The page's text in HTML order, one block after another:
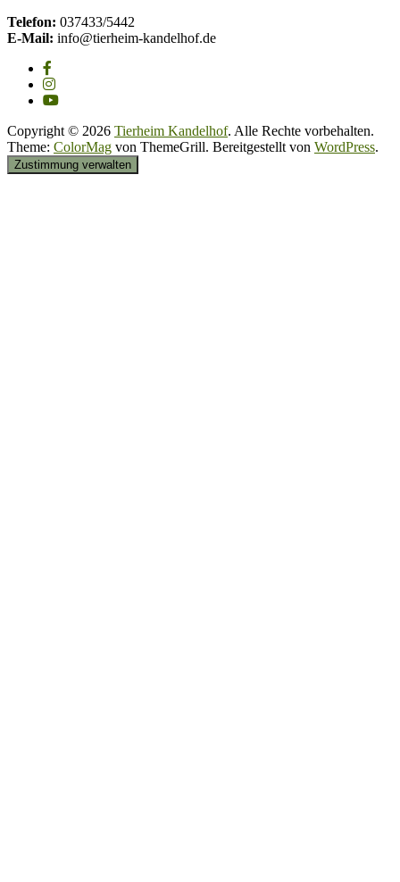
Telefon: 037433/5442
E-Mail: info@tierheim-kandelhof.de
Copyright © 2026 Tierheim Kandelhof. Alle Rechte vorbehalten.
Theme: ColorMag von ThemeGrill. Bereitgestellt von WordPress.
Zustimmung verwalten